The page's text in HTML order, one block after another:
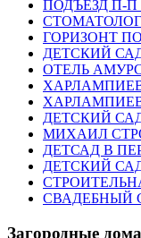
ПОДЪЕЗД П-П
ГОРИЗОНТ
ДЕТСКИЙ САД
ОТЕЛЬ
ДЕТСКИЙ САД
МИХАИЛ
ДЕТСАД В
ДЕТСКИЙ САД
СВАДЕБНЫЙ
Загородные дома